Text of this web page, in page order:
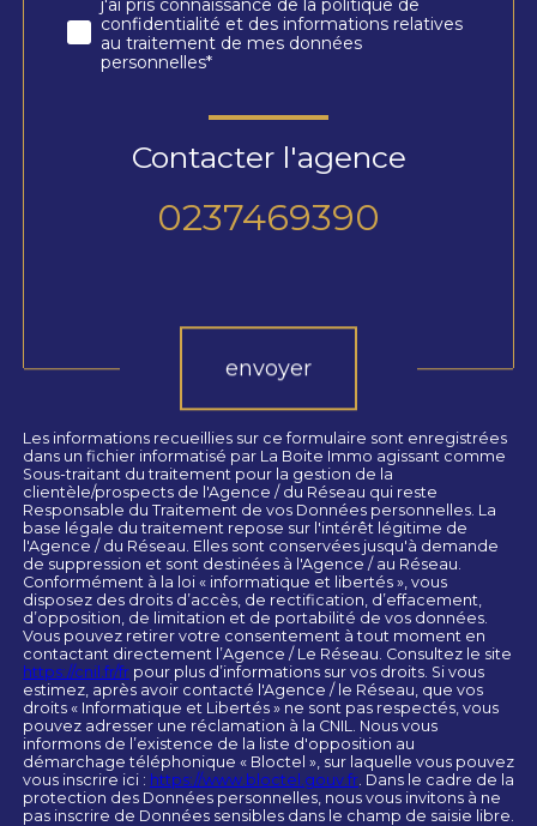
j'ai pris connaissance de la politique de
confidentialité et des informations relatives
au traitement de mes données
personnelles*
Contacter l'agence
0237469390
envoyer
Les informations recueillies sur ce formulaire sont enregistrées
dans un fichier informatisé par La Boite Immo agissant comme
Sous-traitant du traitement pour la gestion de la
clientèle/prospects de l'Agence / du Réseau qui reste
Responsable du Traitement de vos Données personnelles. La
base légale du traitement repose sur l'intérêt légitime de
l'Agence / du Réseau. Elles sont conservées jusqu'à demande
de suppression et sont destinées à l'Agence / au Réseau.
Conformément à la loi « informatique et libertés », vous
disposez des droits d’accès, de rectification, d’effacement,
d’opposition, de limitation et de portabilité de vos données.
Vous pouvez retirer votre consentement à tout moment en
contactant directement l’Agence / Le Réseau. Consultez le site
https://cnil.fr/fr pour plus d’informations sur vos droits. Si vous
estimez, après avoir contacté l'Agence / le Réseau, que vos
droits « Informatique et Libertés » ne sont pas respectés, vous
pouvez adresser une réclamation à la CNIL. Nous vous
informons de l’existence de la liste d'opposition au
démarchage téléphonique « Bloctel », sur laquelle vous pouvez
vous inscrire ici : https://www.bloctel.gouv.fr . Dans le cadre de la
protection des Données personnelles, nous vous invitons à ne
pas inscrire de Données sensibles dans le champ de saisie libre.